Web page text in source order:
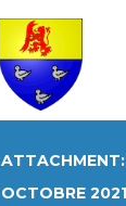
ATTACHMENT:
OCTOBRE 2021